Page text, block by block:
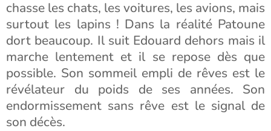
chasse les chats, les voitures, les avions, mais
surtout les lapins ! Dans la réalité Patoune
dort beaucoup. Il suit Edouard dehors mais il
marche lentement et il se repose dès que
possible. Son sommeil empli de rêves est le
révélateur du poids de ses années. Son
endormissement sans rêve est le signal de
son décès.